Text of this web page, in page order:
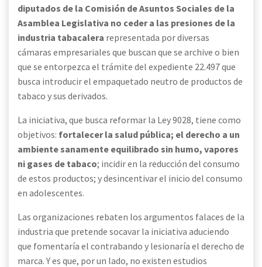
diputados de la Comisión de Asuntos Sociales de la
Asamblea Legislativa no ceder a las presiones de la
industria tabacalera representada por diversas
cámaras empresariales que buscan que se archive o bien
que se entorpezca el trámite del expediente 22.497 que
busca introducir el empaquetado neutro de productos de
tabaco y sus derivados.
La iniciativa, que busca reformar la Ley 9028, tiene como
objetivos: fortalecer la salud pública; el derecho a un
ambiente sanamente equilibrado sin humo, vapores
ni gases de tabaco; incidir en la reducción del consumo
de estos productos; y desincentivar el inicio del consumo
en adolescentes.
Las organizaciones rebaten los argumentos falaces de la
industria que pretende socavar la iniciativa aduciendo
que fomentaría el contrabando y lesionaría el derecho de
marca. Y es que, por un lado, no existen estudios